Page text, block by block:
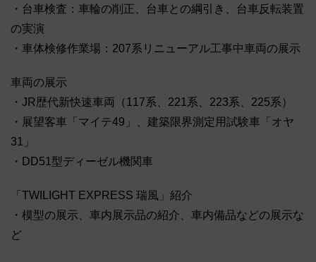
・台車検査：車輪の削正、台車との綱引き、台車反転装置
の実演
・車体検修作業場：207系リニューアル工事中車両の展示
車両の展示
・JR歴代新快速車両（117系、221系、223系、225系）
・展望客車「マイテ49」、建築限界測定用試験車「オヤ
31」
・DD51型ディーゼル機関車
「TWILIGHT EXPRESS 瑞風」紹介
・模型の展示、車内展示品の紹介、車内備品などの展示な
ど